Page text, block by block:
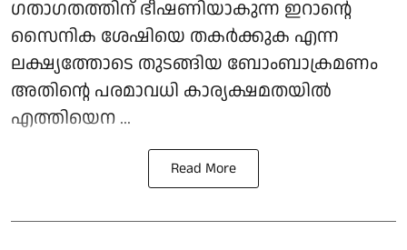
ഗതാഗതത്തിന് ഭീഷണിയാകുന്ന ഇറാന്റെ
സൈനിക ശേഷിയെ തകര്‍ക്കുക എന്ന
ലക്ഷ്യത്തോടെ തുടങ്ങിയ ബോംബാക്രമണം
അതിന്റെ പരമാവധി കാര്യക്ഷമതയില്‍
എത്തിയെന ...
Read More